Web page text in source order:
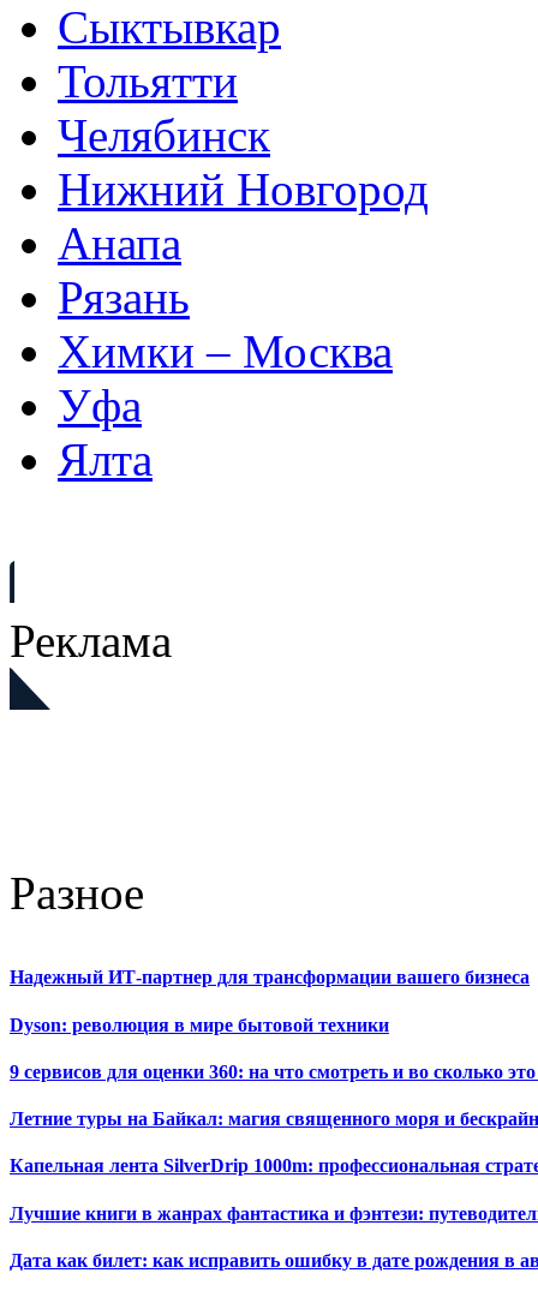
Сыктывкар
Тольятти
Челябинск
Нижний Новгород
Анапа
Рязань
Химки – Москва
Уфа
Ялта
Реклама
Разное
Надежный ИТ-партнер для трансформации вашего бизнеса
Dyson: революция в мире бытовой техники
9 сервисов для оценки 360: на что смотреть и во сколько это
Летние туры на Байкал: магия священного моря и
Капельная лента SilverDrip 1000m: профессиональная
Лучшие книги в жанрах фантастика и фэнтези:
Дата как билет: как исправить ошибку в дате рождения в